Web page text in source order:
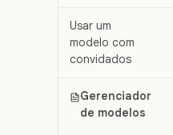
Usar um
modelo com
convidados
Gerenciador
de modelos